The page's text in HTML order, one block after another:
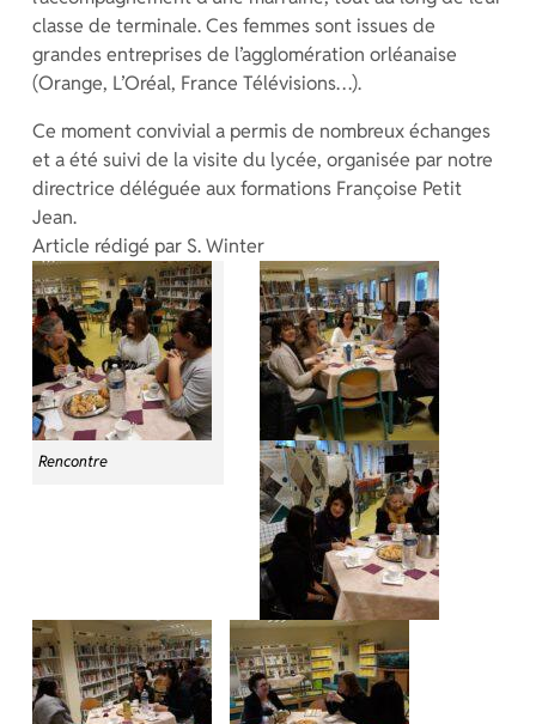
classe de terminale. Ces femmes sont issues de
grandes entreprises de l’agglomération orléanaise
(Orange, L’Oréal, France Télévisions…).
Ce moment convivial a permis de nombreux échanges
et a été suivi de la visite du lycée, organisée par notre
directrice déléguée aux formations Françoise Petit
Jean.
Article rédigé par S. Winter
Rencontre